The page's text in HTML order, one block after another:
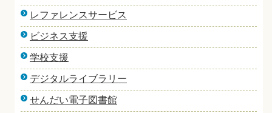
レファレンスサービス
ビジネス支援
学校支援
デジタルライブラリー
せんだい電子図書館